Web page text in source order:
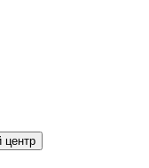
центр